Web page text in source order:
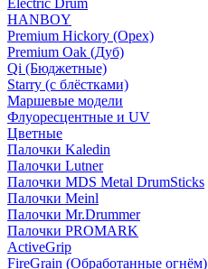
Electric Drum
HANBOY
Premium Hickory (Орех)
Premium Oak (Дуб)
Qi (Бюджетные)
Starry (с блёстками)
Маршевые модели
Флуоресцентные и UV
Цветные
Палочки Kaledin
Палочки Lutner
Палочки MDS Metal DrumSticks
Палочки Meinl
Палочки Mr.Drummer
Палочки PROMARK
ActiveGrip
FireGrain (Обработанные огнём)